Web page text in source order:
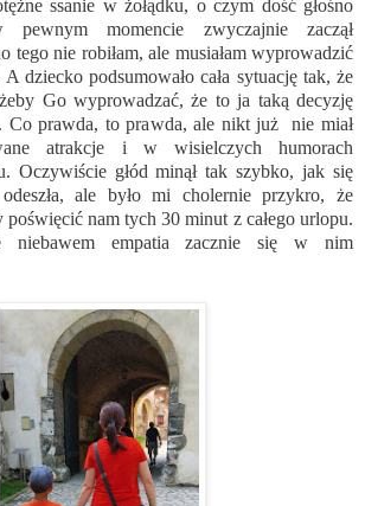
ssanie w żołądku, o czym dość głośno
momencie zwyczajnie zaczął
tego nie robiłam, ale musiałam wyprowadzić
A dziecko podsumowało cała sytuację tak, że
Go wyprowadzać, że to ja taką decyzję
Co prawda, to prawda, ale nikt już nie miał
atrakcje i w wisielczych humorach
Oczywiście głód minął tak szybko, jak się
ale było mi cholernie przykro, że
poświęcić nam tych 30 minut z całego urlopu.
niebawem empatia zacznie się w nim